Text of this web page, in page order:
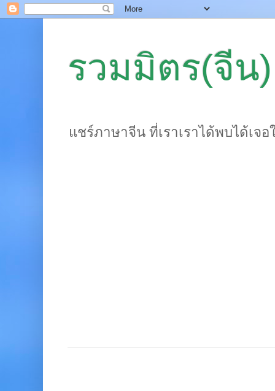
รวมมิตร(จีน)
แชร์ภาษาจีน ที่เราเราได้พบได้เจ